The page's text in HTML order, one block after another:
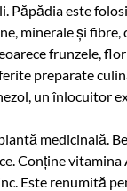
Păpădia este
minerale și
frunzele,
preparate
un înlocuitor
medicinală.
Conține vitamina
Este renumită